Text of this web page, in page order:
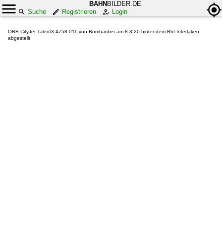
BAHN BILDER.DE
Suche
Registrieren Login
ÖBB CityJet Talent3 4758 011 von Bombardier am 8.3.20 hinter dem Bhf Interlaken
abgestellt